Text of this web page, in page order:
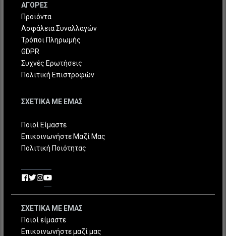
ΑΓΟΡΕΣ
Προϊόντα
Ασφάλεια Συναλλαγών
Τρόποι Πληρωμής
GDPR
Συχνές Ερωτήσεις
Πολιτική Επιστροφών
ΣΧΕΤΙΚΑ ΜΕ ΕΜΑΣ
Ποιοί Είμαστε
Επικοινωνήστε Μαζί Μας
Πολιτική Ποιότητας
ΣΧΕΤΙΚΑ ΜΕ ΕΜΑΣ
Ποιοί είμαστε
Επικοινωνήστε μαζί μας